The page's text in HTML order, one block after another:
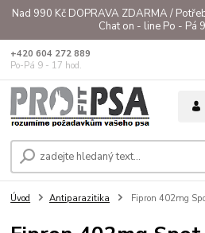
Nad 990 Kč DOPRAVA ZDARMA /
Chat on - line Po - Pá
+420 604 272 889
Po-Pá 9 - 17 hod.
Úvod Antiparazitika Fipron 402mg